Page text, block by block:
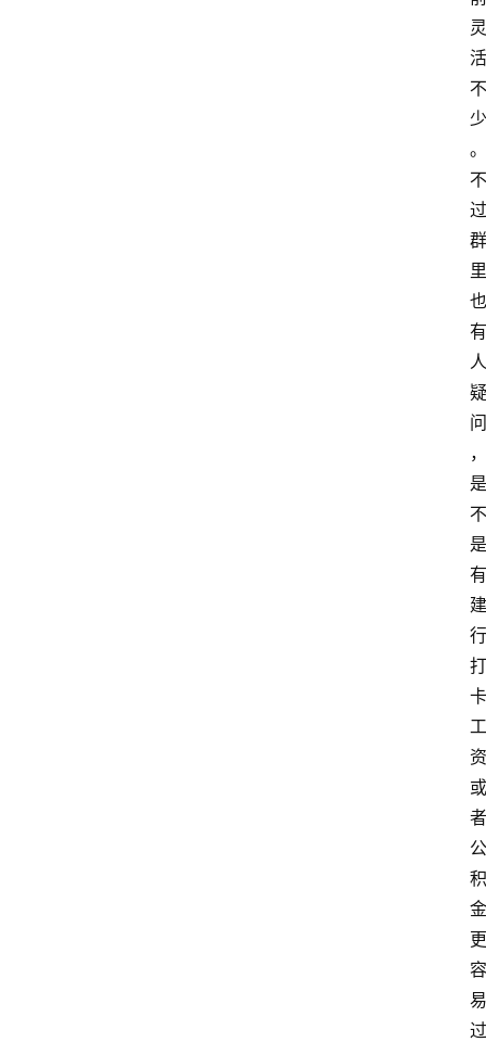
灵
活
不
少
。
不
过
群
里
也
有
人
疑
问
，
是
不
是
有
建
行
打
卡
工
资
或
者
公
积
金
更
容
易
过